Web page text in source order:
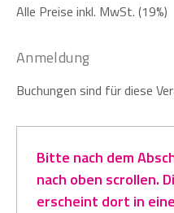
Alle Preise inkl. MwSt. (19%)
Anmeldung
Buchungen sind für diese
Bitte nach dem
nach oben scrollen.
erscheint dort in